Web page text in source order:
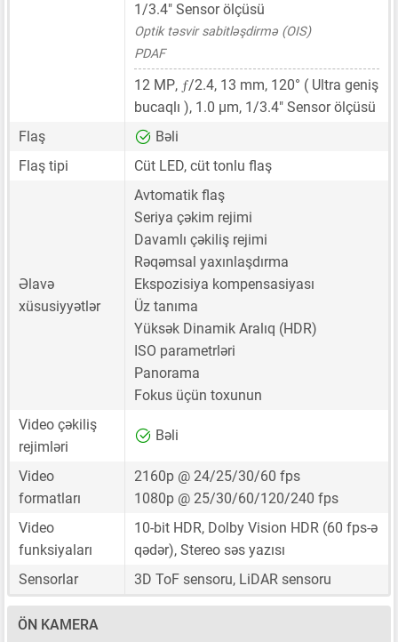
1/3.4" Sensor ölçüsü
Optik təsvir sabitləşdirmə (OIS)
PDAF
12 MP, ƒ/2.4, 13 mm, 120° ( Ultra geniş
bucaqlı ), 1.0 μm, 1/3.4" Sensor ölçüsü
Flaş
Bəli
Flaş tipi
Cüt LED, cüt tonlu flaş
Əlavə
xüsusiyyətlər
Avtomatik flaş
Seriya çəkim rejimi
Davamlı çəkiliş rejimi
Rəqəmsal yaxınlaşdırma
Ekspozisiya kompensasiyası
Üz tanıma
Yüksək Dinamik Aralıq (HDR)
ISO parametrləri
Panorama
Fokus üçün toxunun
Video çəkiliş
rejimləri
Bəli
Video
formatları
2160p @ 24/25/30/60 fps
1080p @ 25/30/60/120/240 fps
Video
funksiyaları
10-bit HDR, Dolby Vision HDR (60 fps-ə
qədər), Stereo səs yazısı
Sensorlar
3D ToF sensoru, LiDAR sensoru
ÖN KAMERA